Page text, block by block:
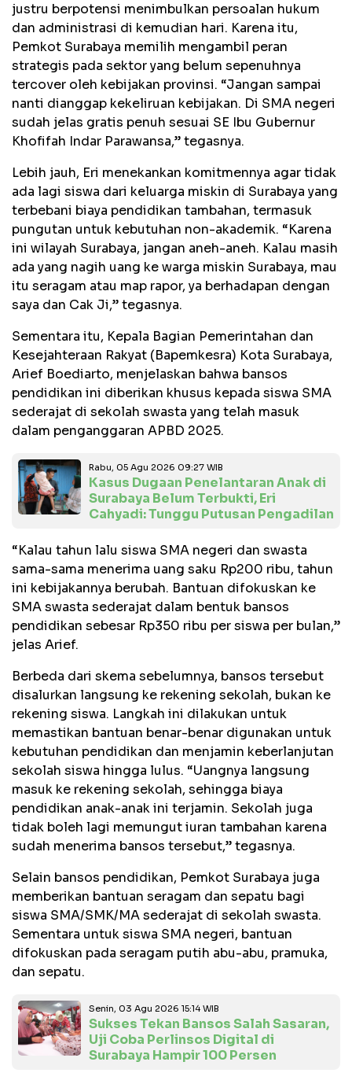
justru berpotensi menimbulkan persoalan hukum
dan administrasi di kemudian hari. Karena itu,
Pemkot Surabaya memilih mengambil peran
strategis pada sektor yang belum sepenuhnya
tercover oleh kebijakan provinsi. “Jangan sampai
nanti dianggap kekeliruan kebijakan. Di SMA negeri
sudah jelas gratis penuh sesuai SE Ibu Gubernur
Khofifah Indar Parawansa,” tegasnya.
Lebih jauh, Eri menekankan komitmennya agar tidak
ada lagi siswa dari keluarga miskin di Surabaya yang
terbebani biaya pendidikan tambahan, termasuk
pungutan untuk kebutuhan non-akademik. “Karena
ini wilayah Surabaya, jangan aneh-aneh. Kalau masih
ada yang nagih uang ke warga miskin Surabaya, mau
itu seragam atau map rapor, ya berhadapan dengan
saya dan Cak Ji,” tegasnya.
Sementara itu, Kepala Bagian Pemerintahan dan
Kesejahteraan Rakyat (Bapemkesra) Kota Surabaya,
Arief Boediarto, menjelaskan bahwa bansos
pendidikan ini diberikan khusus kepada siswa SMA
sederajat di sekolah swasta yang telah masuk
dalam penganggaran APBD 2025.
Rabu, 05 Agu 2026 09:27 WIB
Kasus Dugaan Penelantaran Anak di
Surabaya Belum Terbukti, Eri
Cahyadi: Tunggu Putusan Pengadilan
“Kalau tahun lalu siswa SMA negeri dan swasta
sama-sama menerima uang saku Rp200 ribu, tahun
ini kebijakannya berubah. Bantuan difokuskan ke
SMA swasta sederajat dalam bentuk bansos
pendidikan sebesar Rp350 ribu per siswa per bulan,”
jelas Arief.
Berbeda dari skema sebelumnya, bansos tersebut
disalurkan langsung ke rekening sekolah, bukan ke
rekening siswa. Langkah ini dilakukan untuk
memastikan bantuan benar-benar digunakan untuk
kebutuhan pendidikan dan menjamin keberlanjutan
sekolah siswa hingga lulus. “Uangnya langsung
masuk ke rekening sekolah, sehingga biaya
pendidikan anak-anak ini terjamin. Sekolah juga
tidak boleh lagi memungut iuran tambahan karena
sudah menerima bansos tersebut,” tegasnya.
Selain bansos pendidikan, Pemkot Surabaya juga
memberikan bantuan seragam dan sepatu bagi
siswa SMA/SMK/MA sederajat di sekolah swasta.
Sementara untuk siswa SMA negeri, bantuan
difokuskan pada seragam putih abu-abu, pramuka,
dan sepatu.
Senin, 03 Agu 2026 15:14 WIB
Sukses Tekan Bansos Salah Sasaran,
Uji Coba Perlinsos Digital di
Surabaya Hampir 100 Persen